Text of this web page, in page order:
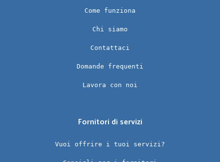
Come funziona
Chi siamo
Contattaci
Domande frequenti
Lavora con noi
Fornitori di servizi
Vuoi offrire i tuoi servizi?